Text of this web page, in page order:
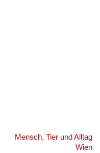
Mensch, Tier und Alltag
Wien